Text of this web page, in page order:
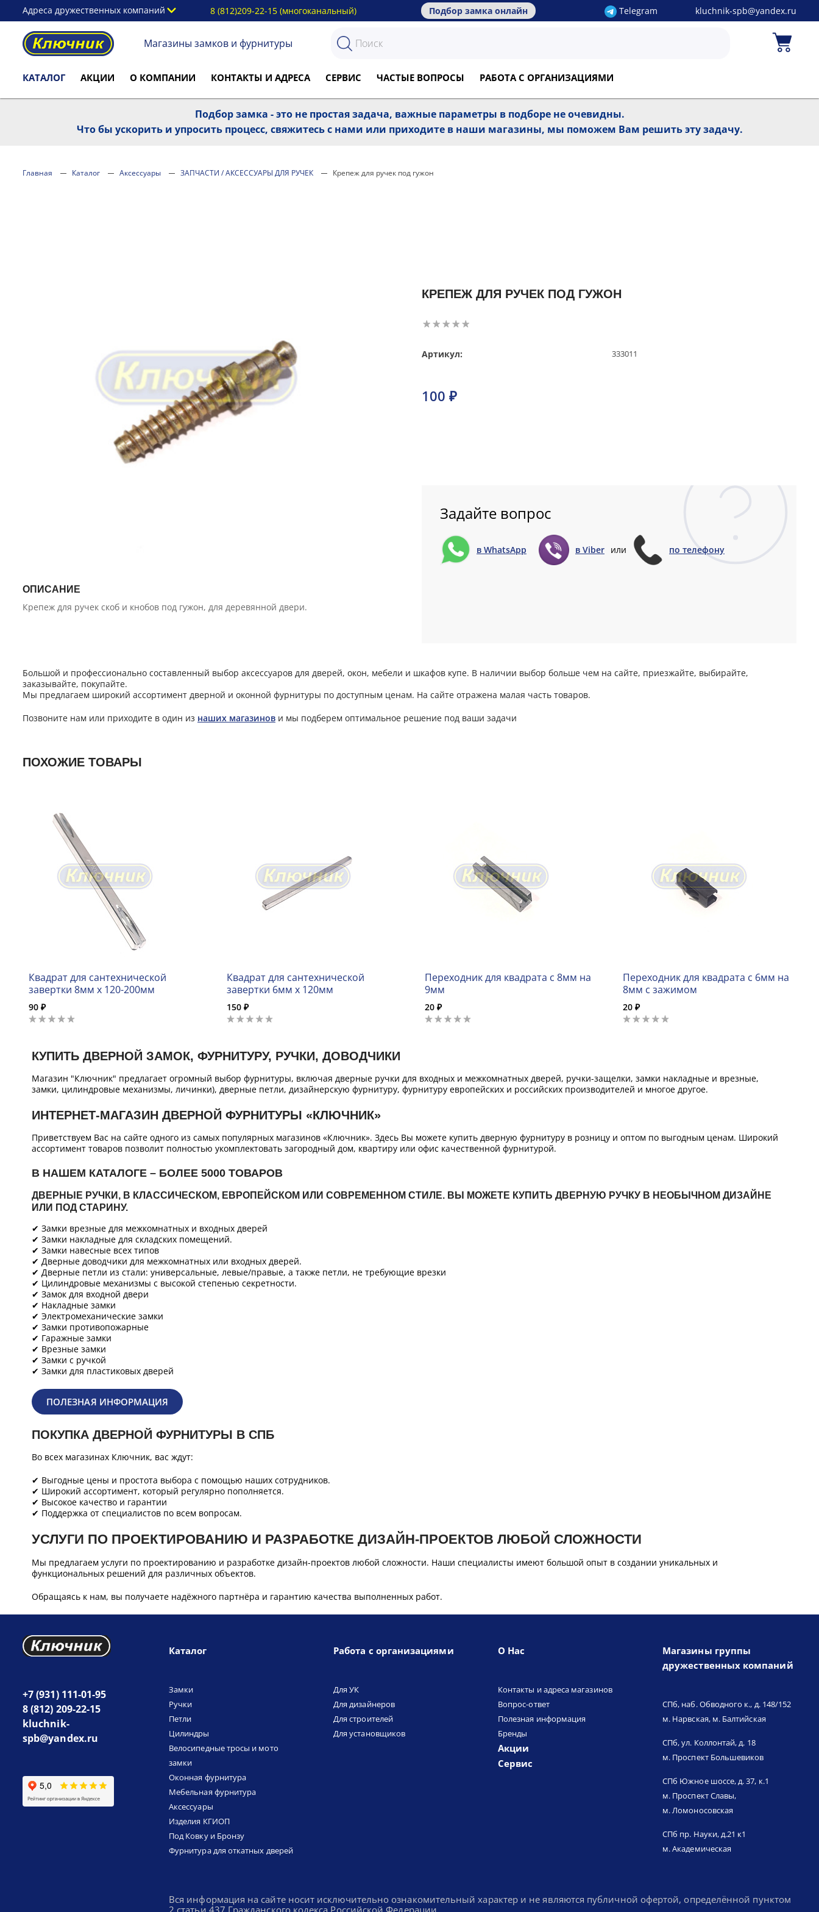
Адреса дружественных компаний 8 (812)209-22-15 (многоканальный) Подбор замка онлайн Telegram kluchnik-spb@yandex.ru
Магазины замков и фурнитуры
КАТАЛОГ АКЦИИ О КОМПАНИИ КОНТАКТЫ И АДРЕСА СЕРВИС ЧАСТЫЕ ВОПРОСЫ РАБОТА С ОРГАНИЗАЦИЯМИ
Подбор замка - это не простая задача, важные параметры в подборе не очевидны.
Что бы ускорить и упросить процесс, свяжитесь с нами или приходите в наши магазины, мы поможем Вам решить эту задачу.
Главная Каталог Аксессуары ЗАПЧАСТИ / АКСЕССУАРЫ ДЛЯ РУЧЕК Крепеж для ручек под гужон
КРЕПЕЖ ДЛЯ РУЧЕК ПОД ГУЖОН
ОПИСАНИЕ
Крепеж для ручек скоб и кнобов под гужон, для деревянной двери.
Артикул: 333011
100 ₽
Задайте вопрос
в WhatsApp в Viber или по телефону
Большой и профессионально составленный выбор аксессуаров для дверей, окон, мебели и шкафов купе. В наличии выбор больше чем на сайте, приезжайте, выбирайте,
заказывайте, покупайте.
Мы предлагаем широкий ассортимент дверной и оконной фурнитуры по доступным ценам. На сайте отражена малая часть товаров.
Позвоните нам или приходите в один из наших магазинов и мы подберем оптимальное решение под ваши задачи
ПОХОЖИЕ ТОВАРЫ
Квадрат для сантехнической
завертки 8мм х 120-200мм
90 ₽
Квадрат для сантехнической
завертки 6мм х 120мм
150 ₽
Переходник для квадрата с 8мм на
9мм
20 ₽
Переходник для квадрата с 6мм на
8мм с зажимом
20 ₽
КУПИТЬ ДВЕРНОЙ ЗАМОК, ФУРНИТУРУ, РУЧКИ, ДОВОДЧИКИ
Магазин "Ключник" предлагает огромный выбор фурнитуры, включая дверные ручки для входных и межкомнатных дверей, ручки-защелки, замки накладные и врезные,
замки, цилиндровые механизмы, личинки), дверные петли, дизайнерскую фурнитуру, фурнитуру европейских и российских производителей и многое другое.
ИНТЕРНЕТ-МАГАЗИН ДВЕРНОЙ ФУРНИТУРЫ «КЛЮЧНИК»
Приветствуем Вас на сайте одного из самых популярных магазинов «Ключник». Здесь Вы можете купить дверную фурнитуру в розницу и оптом по выгодным ценам. Широкий
ассортимент товаров позволит полностью укомплектовать загородный дом, квартиру или офис качественной фурнитурой.
В НАШЕМ КАТАЛОГЕ – БОЛЕЕ 5000 ТОВАРОВ
ДВЕРНЫЕ РУЧКИ, В КЛАССИЧЕСКОМ, ЕВРОПЕЙСКОМ ИЛИ СОВРЕМЕННОМ СТИЛЕ. ВЫ МОЖЕТЕ КУПИТЬ ДВЕРНУЮ РУЧКУ В НЕОБЫЧНОМ ДИЗАЙНЕ
ИЛИ ПОД СТАРИНУ.
✔ Замки врезные для межкомнатных и входных дверей
✔ Замки накладные для складских помещений.
✔ Замки навесные всех типов
✔ Дверные доводчики для межкомнатных или входных дверей.
✔ Дверные петли из стали: универсальные, левые/правые, а также петли, не требующие врезки
✔ Цилиндровые механизмы с высокой степенью секретности.
✔ Замок для входной двери
✔ Накладные замки
✔ Электромеханические замки
✔ Замки противопожарные
✔ Гаражные замки
✔ Врезные замки
✔ Замки с ручкой
✔ Замки для пластиковых дверей
ПОЛЕЗНАЯ ИНФОРМАЦИЯ
ПОКУПКА ДВЕРНОЙ ФУРНИТУРЫ В СПБ
Во всех магазинах Ключник, вас ждут:
✔ Выгодные цены и простота выбора с помощью наших сотрудников.
✔ Широкий ассортимент, который регулярно пополняется.
✔ Высокое качество и гарантии
✔ Поддержка от специалистов по всем вопросам.
УСЛУГИ ПО ПРОЕКТИРОВАНИЮ И РАЗРАБОТКЕ ДИЗАЙН-ПРОЕКТОВ ЛЮБОЙ СЛОЖНОСТИ
Мы предлагаем услуги по проектированию и разработке дизайн-проектов любой сложности. Наши специалисты имеют большой опыт в создании уникальных и
функциональных решений для различных объектов.
Обращаясь к нам, вы получаете надёжного партнёра и гарантию качества выполненных работ.
+7 (931) 111-01-95
8 (812) 209-22-15
kluchnik-
spb@yandex.ru
Каталог
Замки
Ручки
Петли
Цилиндры
Велосипедные тросы и мото
замки
Оконная фурнитура
Мебельная фурнитура
Аксессуары
Изделия КГИОП
Под Ковку и Бронзу
Фурнитура для откатных дверей
Работа с организациями
Для УК
Для дизайнеров
Для строителей
Для установщиков
О Нас
Контакты и адреса магазинов
Вопрос-ответ
Полезная информация
Бренды
Акции
Сервис
Магазины группы
дружественных компаний
СПб, наб. Обводного к., д. 148/152
м. Нарвская, м. Балтийская
СПб, ул. Коллонтай, д. 18
м. Проспект Большевиков
СПб Южное шоссе, д. 37, к.1
м. Проспект Славы,
м. Ломоносовская
СПб пр. Науки, д.21 к1
м. Академическая
Вся информация на сайте носит исключительно ознакомительный характер и не являются публичной офертой, определённой пунктом
2 статьи 437 Гражданского кодекса Российской Федерации.